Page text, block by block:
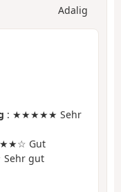
Adalig
: ★★★★★ Sehr
Gut
gut